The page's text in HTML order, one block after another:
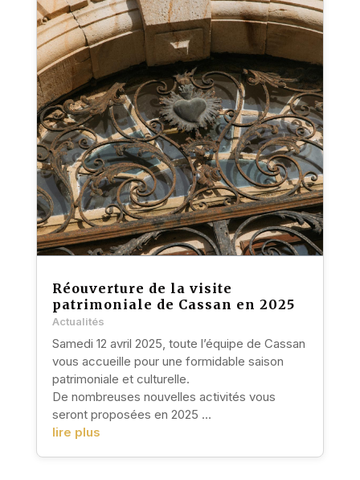
Réouverture de la visite
patrimoniale de Cassan en 2025
Actualités
Samedi 12 avril 2025, toute l’équipe de Cassan
vous accueille pour une formidable saison
patrimoniale et culturelle.
De nombreuses nouvelles activités vous
seront proposées en 2025 …
lire plus